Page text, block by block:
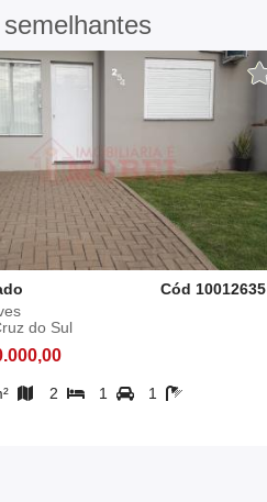
Cód 10012635
do Sul
2 1 1